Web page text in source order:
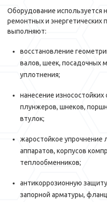
Оборудование используется
ремонтных и
выполняют:
восстановление
валов, шеек, посадочных
уплотнения;
нанесение
плунжеров, шнеков,
втулок;
жаростойкое упрочнение
аппаратов, корпусов
теплообменников;
антикоррозионную
запорной арматуры,